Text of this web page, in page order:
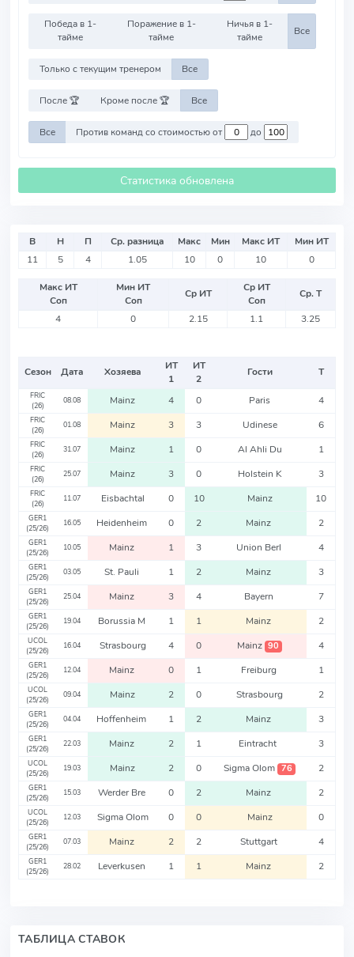
Победа в 1-
тайме
Поражение в 1-
тайме
Ничья в 1-
тайме
Все
Только с текущим тренером Все
После 🏆 Кроме после 🏆 Все
Все Против команд со стоимостью от до
Статистика обновлена
В Н П Ср. разница Макс Мин Макс ИТ
Мин ИТ
11
5 4 1.05 10 0 10 0
Макс ИТ
Соп
Мин ИТ
Соп
Ср ИТ
Ср ИТ
Соп
Ср. Т
4
0 2.15 1.1 3.25
Сезон Дата Хозяева
ИТ
1
ИТ
2
Гости Т
FRIC
(26)
08.08 Mainz 4 0 Paris 4
FRIC
(26)
01.08 Mainz 3 3 Udinese 6
FRIC
(26)
31.07 Mainz 1 0 Al Ahli Du 1
FRIC
(26)
25.07 Mainz 3 0 Holstein K 3
FRIC
(26)
11.07 Eisbachtal 0 10 Mainz 10
GER1
(25/26)
16.05 Heidenheim 0 2 Mainz 2
GER1
(25/26)
10.05 Mainz 1 3 Union Berl 4
GER1
(25/26)
03.05 St. Pauli 1 2 Mainz 3
GER1
(25/26)
25.04 Mainz 3 4 Bayern 7
GER1
(25/26)
19.04 Borussia M 1 1 Mainz 2
UCOL
(25/26)
16.04 Strasbourg 4 0 Mainz 90 4
GER1
(25/26)
12.04 Mainz 0 1 Freiburg 1
UCOL
(25/26)
09.04 Mainz 2 0 Strasbourg 2
GER1
(25/26)
04.04 Hoffenheim 1 2 Mainz 3
GER1
(25/26)
22.03 Mainz 2 1 Eintracht 3
UCOL
(25/26)
19.03 Mainz 2 0 Sigma Olom 76 2
GER1
(25/26)
15.03 Werder Bre 0 2 Mainz 2
UCOL
(25/26)
12.03 Sigma Olom 0 0 Mainz 0
GER1
(25/26)
07.03 Mainz 2 2 Stuttgart 4
GER1
(25/26)
28.02 Leverkusen 1 1 Mainz 2
ТАБЛИЦА СТАВОК